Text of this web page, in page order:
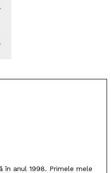
în anul 1998. Primele mele